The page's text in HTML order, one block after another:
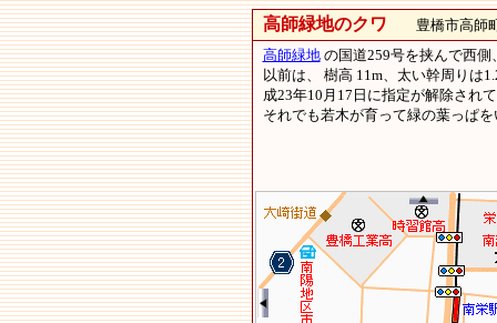
高師緑地のクワ 豊橋市高師町
高師緑地の国道259号を挟んで西
以前は、 樹高 11m、太い幹周りは
成23年10月17日に指定が解除され
それでも若木が育って緑の葉っぱ